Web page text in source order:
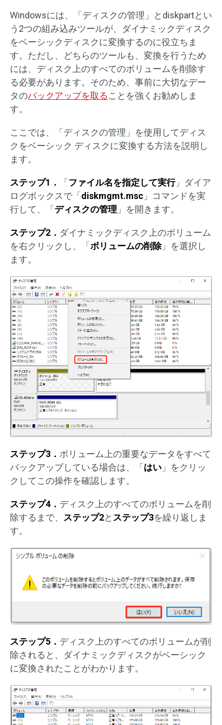
Windowsには、「ディスクの管理」とdiskpartとい
う2つの組み込みツールが、ダイナミックディスク
をベーシックディスクに変換するのに役立ちま
す。ただし、どちらのツールも、変換を行うため
には、ディスク上のすべてのボリュームを削除す
る必要があります。そのため、事前に大切なデー
タのバックアップを取ることを強くお勧めしま
す。
ここでは、「ディスクの管理」を使用してディス
クをベーシック ディスクに変換する方法を説明し
ます。
ステップ1． 「 ファイル名を指定して実行」ダイア
ログボックスで「 diskmgmt.msc 」コマンドを実
行して、「 ディスクの管理 」を開きます。
ステップ2． ダイナミックディスク上のボリューム
を右クリックし、「 ボリュームの削除」を選択し
ます。
ステップ3． ボリューム上の重要なデータをすべて
バックアップしている場合は、「 はい 」をクリッ
クしてこの操作を確認します。
ステップ4． ディスク上のすべてのボリュームを削
除するまで、 ステップ2と ステップ3を繰り返しま
す。
ステップ5． ディスク上のすべてのボリュームが削
除されると、ダイナミックディスクがベーシック
に変換されたことがわかります。